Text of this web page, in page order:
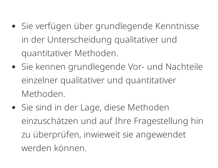
Sie verfügen über grundlegende Kenntnisse
in der Unterscheidung qualitativer und
quantitativer Methoden.
Sie kennen grundlegende Vor- und Nachteile
einzelner qualitativer und quantitativer
Methoden.
Sie sind in der Lage, diese Methoden
einzuschätzen und auf Ihre Fragestellung hin
zu überprüfen, inwieweit sie angewendet
werden können.